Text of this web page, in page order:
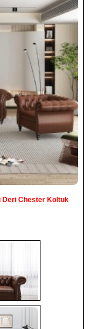
Deri Chester Koltuk